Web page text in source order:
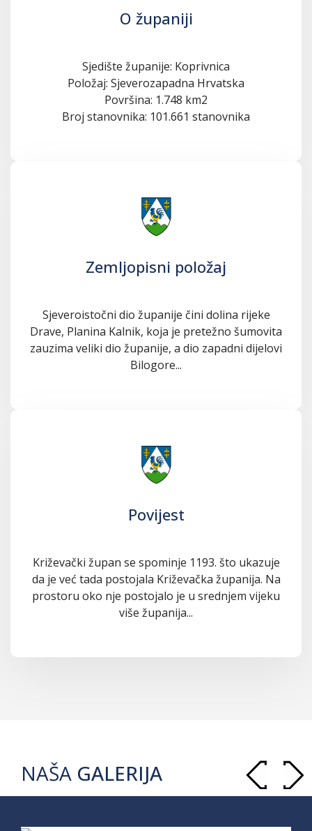
O županiji
Sjedište županije: Koprivnica
Položaj: Sjeverozapadna Hrvatska
Površina: 1.748 km2
Broj stanovnika: 101.661 stanovnika
Zemljopisni položaj
Sjeveroistočni dio županije čini dolina rijeke
Drave, Planina Kalnik, koja je pretežno šumovita
zauzima veliki dio županije, a dio zapadni dijelovi
Bilogore...
Povijest
Križevački župan se spominje 1193. što ukazuje
da je već tada postojala Križevačka županija. Na
prostoru oko nje postojalo je u srednjem vijeku
više županija...
NAŠA GALERIJA